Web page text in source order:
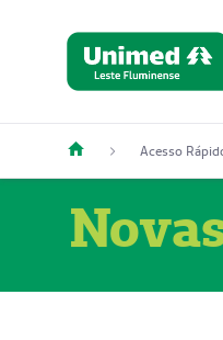
Acesso